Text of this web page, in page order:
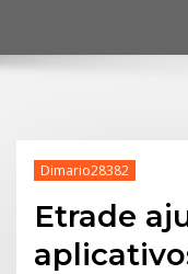
Dimario28382
Etrade